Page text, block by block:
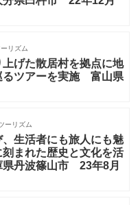
リズム
げた散居村を拠点に地
るツアーを実施 富山県
ーリズム
生活者にも旅人にも魅
まれた歴史と文化を活
丹波篠山市 23年8月